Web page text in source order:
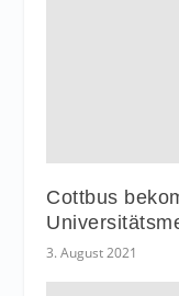
Cottbus
3. August 2021